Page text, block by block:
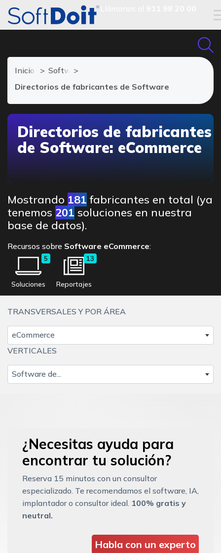
Inicio
Software eCommerce
Directorios de fabricantes de Software
Directorios de fabricantes
de Software: eCommerce
Mostrando 181 fabricantes en total (ya
tenemos 201 soluciones en nuestra
base de datos).
Recursos sobre Software eCommerce:
5
Soluciones
13
Reportajes
TRANSVERSALES Y POR ÁREA
eCommerce
VERTICALES
Software de...
¿Necesitas ayuda para
encontrar tu solución?
Reserva 15 minutos con un consultor
especializado. Te recomendamos el software, IA,
implantador o consultor ideal. 100% gratis y
neutral.
Habla con un experto